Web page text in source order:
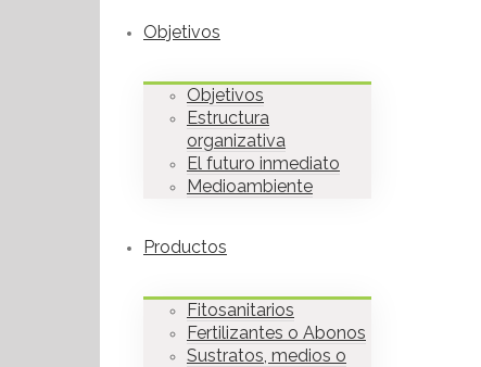
Objetivos
Objetivos
Estructura
organizativa
El futuro inmediato
Medioambiente
Productos
Fitosanitarios
Fertilizantes o Abonos
Sustratos, medios o